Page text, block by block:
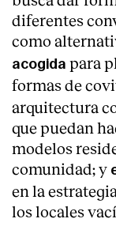
diferentes
como
acogida para
formas de
arquitectura
que puedan
modelos
comunidad; y
en la
los locales